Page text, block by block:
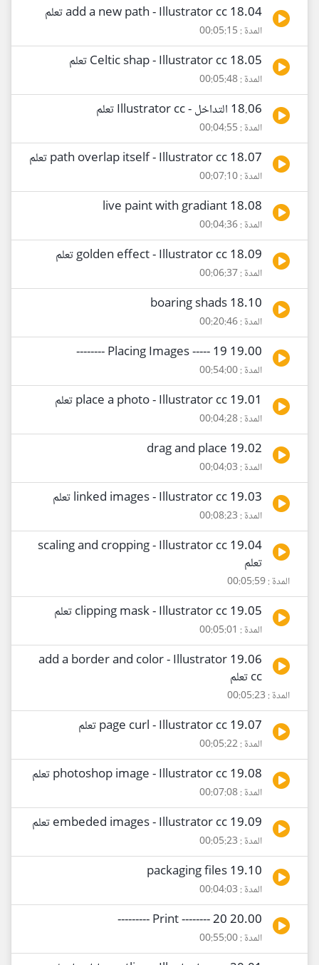
18.04 add a new path - Illustrator cc تعلم
المدة : 00:05:15
18.05 Celtic shap - Illustrator cc تعلم
المدة : 00:05:48
18.06 التداخل - Illustrator cc تعلم
المدة : 00:04:55
18.07 path overlap itself - Illustrator cc تعلم
المدة : 00:07:10
18.08 live paint with gradiant
المدة : 00:04:36
18.09 golden effect - Illustrator cc تعلم
المدة : 00:06:37
18.10 boaring shads
المدة : 00:20:46
19.00 Placing Images ----- 19 --------
المدة : 00:54:00
19.01 place a photo - Illustrator cc تعلم
المدة : 00:04:28
19.02 drag and place
المدة : 00:04:03
19.03 linked images - Illustrator cc تعلم
المدة : 00:08:23
19.04 scaling and cropping - Illustrator cc
تعلم
المدة : 00:05:59
19.05 clipping mask - Illustrator cc تعلم
المدة : 00:05:01
19.06 add a border and color - Illustrator
cc تعلم
المدة : 00:05:23
19.07 page curl - Illustrator cc تعلم
المدة : 00:05:22
19.08 photoshop image - Illustrator cc تعلم
المدة : 00:07:08
19.09 embeded images - Illustrator cc تعلم
المدة : 00:05:23
19.10 packaging files
المدة : 00:04:03
20.00 Print -------- 20 ---------
المدة : 00:55:00